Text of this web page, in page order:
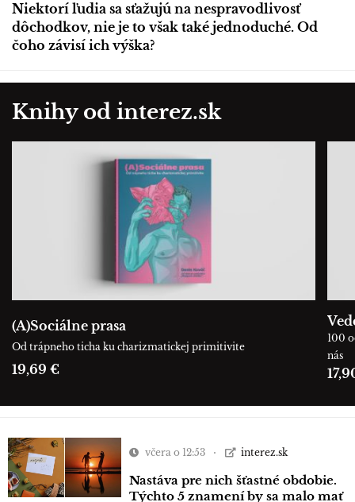
Niektorí ľudia sa sťažujú na nespravodlivosť
dôchodkov, nie je to však také jednoduché. Od
čoho závisí ich výška?
Knihy od interez.sk
(A)Sociálne prasa
Od trápneho ticha ku charizmatickej primitivite
19,69 €
100
nás
včera o 12:53 interez.sk
Nastáva pre nich šťastné obdobie.
Týchto 5 znamení by sa malo mať